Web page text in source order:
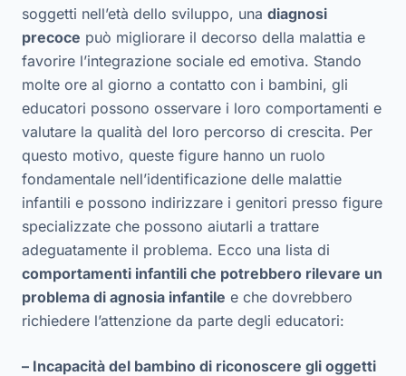
soggetti nell’età dello sviluppo, una diagnosi
precoce può migliorare il decorso della malattia e
favorire l’integrazione sociale ed emotiva. Stando
molte ore al giorno a contatto con i bambini, gli
educatori possono osservare i loro comportamenti e
valutare la qualità del loro percorso di crescita. Per
questo motivo, queste figure hanno un ruolo
fondamentale nell’identificazione delle malattie
infantili e possono indirizzare i genitori presso figure
specializzate che possono aiutarli a trattare
adeguatamente il problema. Ecco una lista di
comportamenti infantili che potrebbero rilevare un
problema di agnosia infantile e che dovrebbero
richiedere l’attenzione da parte degli educatori:
– Incapacità del bambino di riconoscere gli oggetti